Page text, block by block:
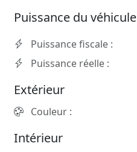
Puissance du véhicule
Puissance fiscale :
Puissance réelle :
Extérieur
Couleur :
Intérieur